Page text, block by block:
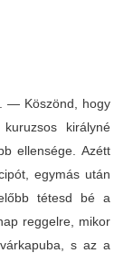
— Köszönd, hogy
királyné
ellensége. Azétt
egymás után
tétesd bé a
reggelre, mikor
s az a